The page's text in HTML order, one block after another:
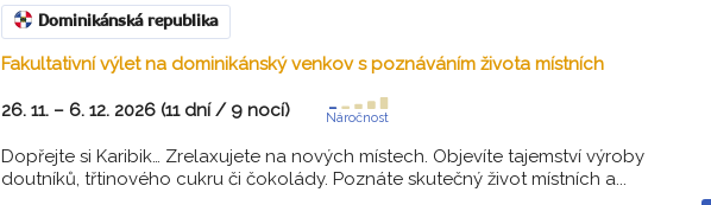
Dominikánská republika
Fakultativní výlet na dominikánský venkov s poznáváním života místních
26. 11. – 6. 12. 2026 (11 dní / 9 nocí) Náročnost
Dopřejte si Karibik… Zrelaxujete na nových místech. Objevíte tajemství výroby
doutníků, třtinového cukru či čokolády. Poznáte skutečný život místních a...